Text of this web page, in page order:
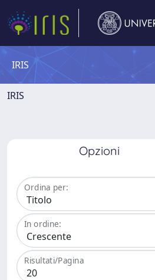
IRIS
IRIS
Opzioni
Ordina per:
In ordine:
Risultati/Pagina